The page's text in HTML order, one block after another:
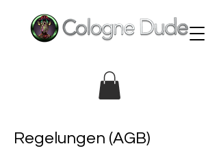
Regelungen (AGB)